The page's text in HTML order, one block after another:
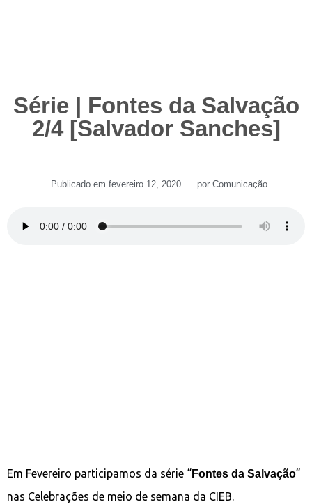
Série | Fontes da Salvação
2/4 [Salvador Sanches]
Publicado em fevereiro 12, 2020 porComunicação
Em Fevereiro participamos da série “Fontes da Salvação”
nas Celebrações de meio de semana da CIEB.